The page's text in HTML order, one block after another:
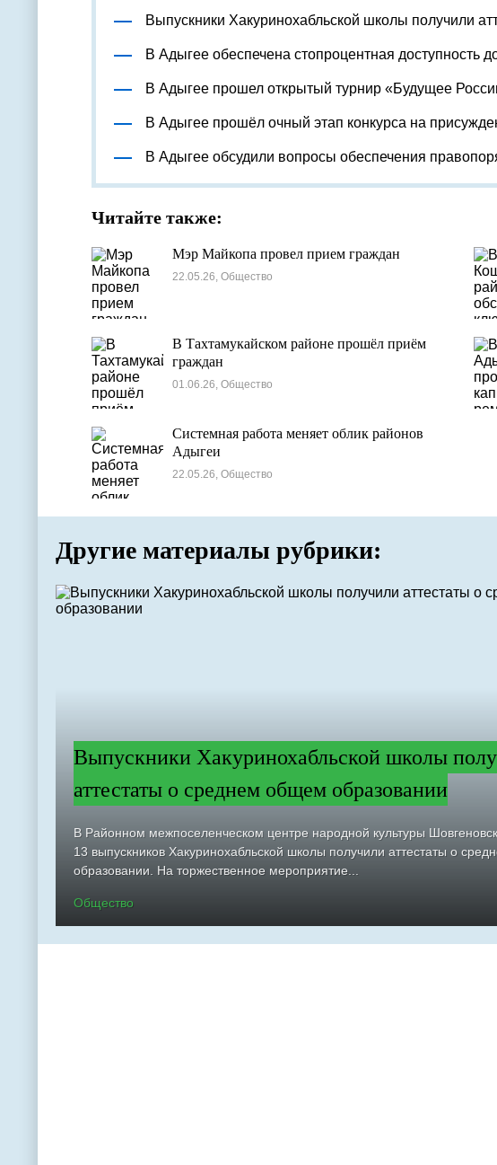
Выпускники Хакуринохабльской школы получили
В Адыгее обеспечена стопроцентная доступность
В Адыгее прошел открытый турнир «Будущее
В Адыгее прошёл очный этап конкурса на
В Адыгее обсудили вопросы обеспечения
Читайте также:
Мэр Майкопа провел прием граждан
22.05.26, Общество
В Тахтамукайском районе прошёл приём
граждан
01.06.26, Общество
Системная работа меняет облик районов
Адыгеи
22.05.26, Общество
Другие материалы рубрики:
Выпускники Хакуринохабльской школы
аттестаты о среднем общем образовании
В Районном межпоселенческом центре народной культуры
13 выпускников Хакуринохабльской школы получили аттестаты о
образовании. На торжественное мероприятие...
Общество